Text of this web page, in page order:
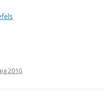
2010.